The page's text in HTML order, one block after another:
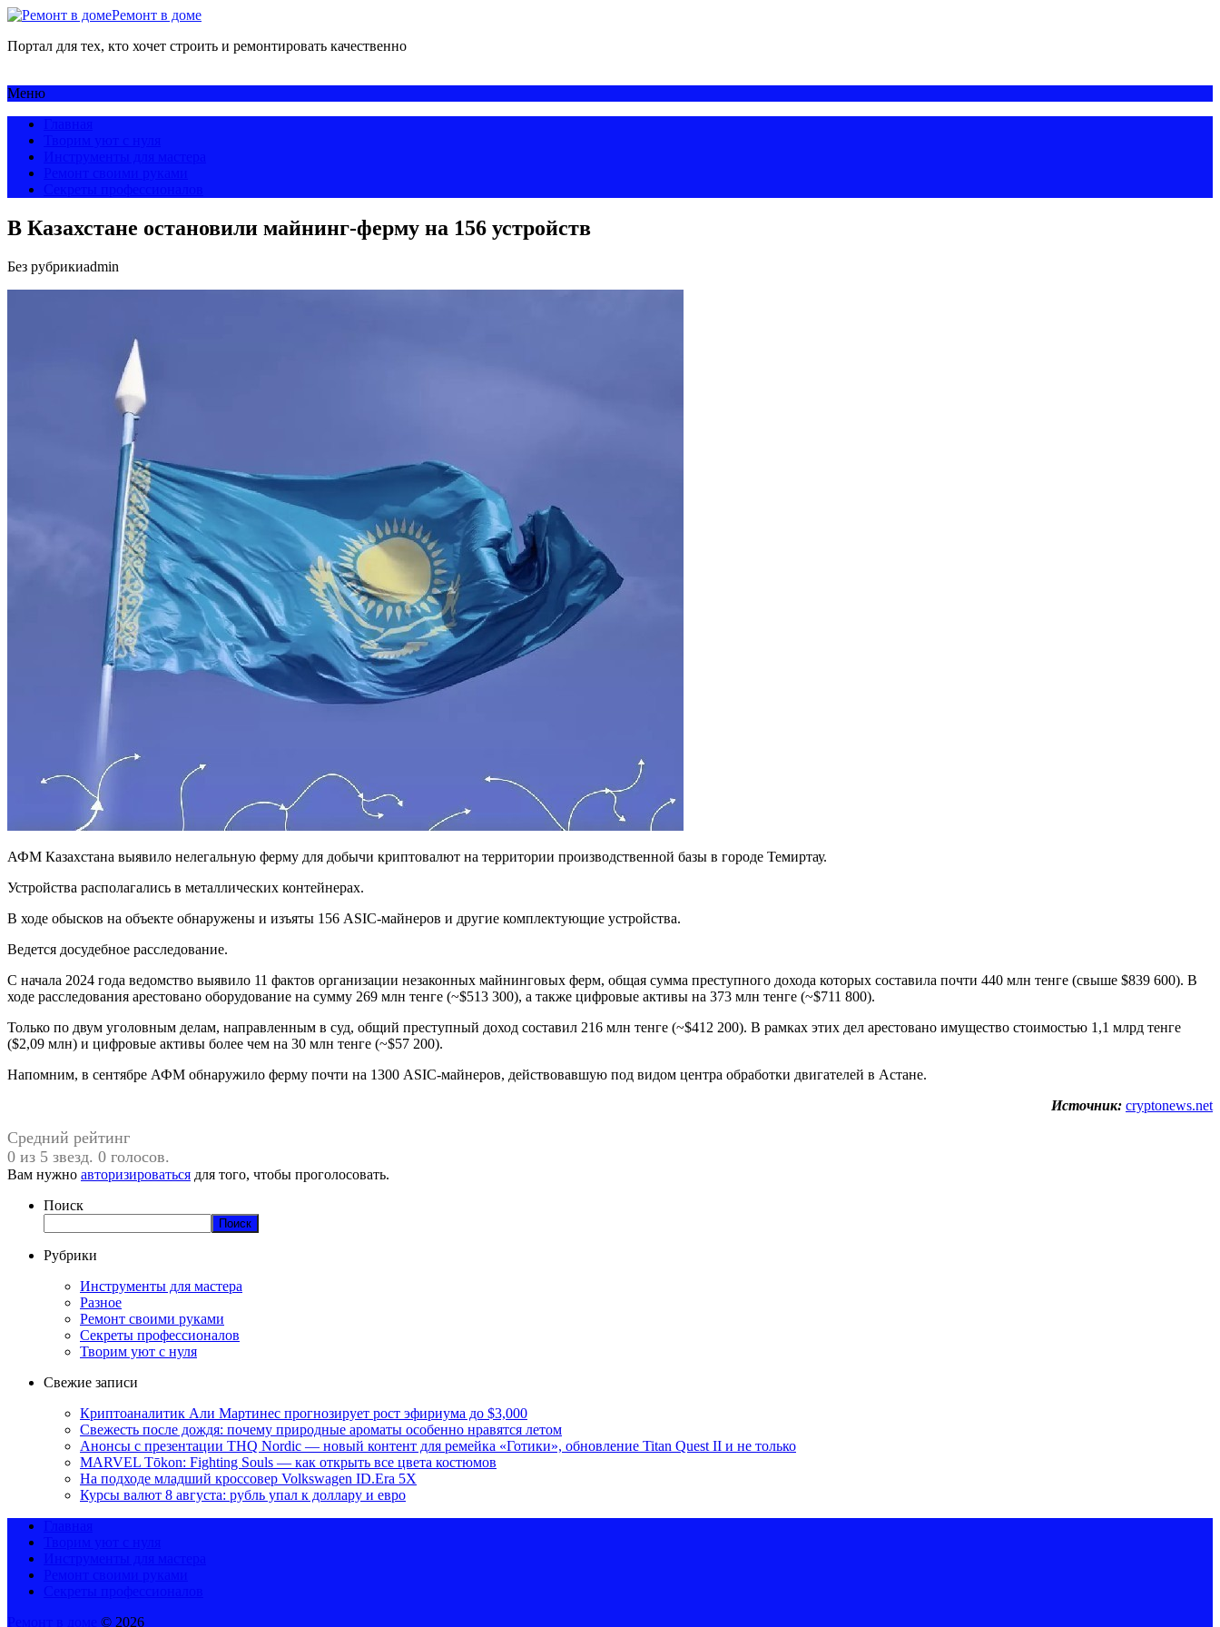
Ремонт в доме
Портал для тех, кто хочет строить и ремонтировать качественно
Меню
В Казахстане остановили майнинг-ферму на 156 устройств
Без рубрикиadmin
АФМ Казахстана выявило нелегальную ферму для добычи криптовалют на территории производственной базы в городе Темиртау.
Устройства располагались в металлических контейнерах.
В ходе обысков на объекте обнаружены и изъяты 156 ASIC-майнеров и другие комплектующие устройства.
Ведется досудебное расследование.
С начала 2024 года ведомство выявило 11 фактов организации незаконных майнинговых ферм, общая сумма преступного дохода которых составила почти 440 млн тенге (свыше $839 600). В
ходе расследования арестовано оборудование на сумму 269 млн тенге (~$513 300), а также цифровые активы на 373 млн тенге (~$711 800).
Только по двум уголовным делам, направленным в суд, общий преступный доход составил 216 млн тенге (~$412 200). В рамках этих дел арестовано имущество стоимостью 1,1 млрд тенге
($2,09 млн) и цифровые активы более чем на 30 млн тенге (~$57 200).
Напомним, в сентябре АФМ обнаружило ферму почти на 1300 ASIC-майнеров, действовавшую под видом центра обработки двигателей в Астане.
Источник: cryptonews.net
Средний рейтинг
0 из 5 звезд. 0 голосов.
Вам нужно авторизироваться для того, чтобы проголосовать.
Поиск
Поиск
Рубрики
Инструменты для мастера
Разное
Ремонт своими руками
Секреты профессионалов
Творим уют с нуля
Свежие записи
Криптоаналитик Али Мартинес прогнозирует рост эфириума до $3,000
Свежесть после дождя: почему природные ароматы особенно нравятся летом
Анонсы с презентации THQ Nordic — новый контент для ремейка «Готики», обновление Titan Quest II и не только
MARVEL Tōkon: Fighting Souls — как открыть все цвета костюмов
На подходе младший кроссовер Volkswagen ID.Era 5X
Курсы валют 8 августа: рубль упал к доллару и евро
© 2026